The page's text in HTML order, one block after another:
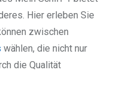
Hier erleben Sie
zwischen
wählen, die nicht nur
die Qualität